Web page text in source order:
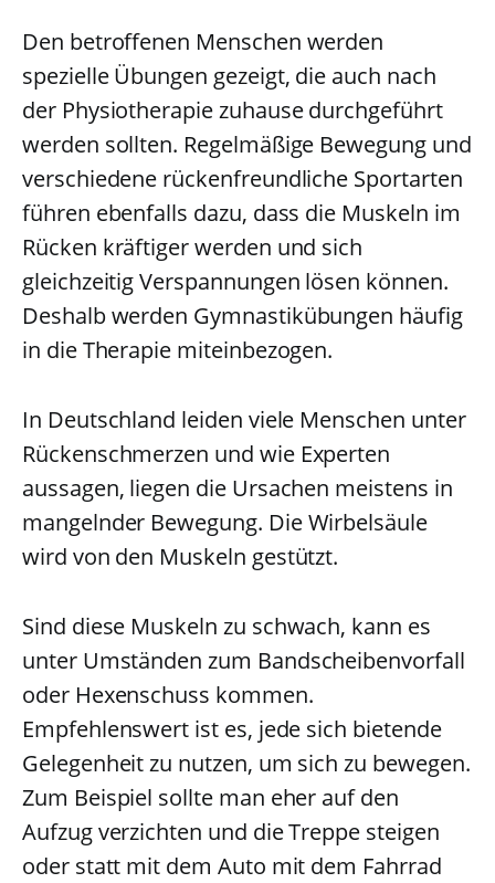
Den betroffenen Menschen werden
spezielle Übungen gezeigt, die auch nach
der Physiotherapie zuhause durchgeführt
werden sollten. Regelmäßige Bewegung und
verschiedene rückenfreundliche Sportarten
führen ebenfalls dazu, dass die Muskeln im
Rücken kräftiger werden und sich
gleichzeitig Verspannungen lösen können.
Deshalb werden Gymnastikübungen häufig
in die Therapie miteinbezogen.
In Deutschland leiden viele Menschen unter
Rückenschmerzen und wie Experten
aussagen, liegen die Ursachen meistens in
mangelnder Bewegung. Die Wirbelsäule
wird von den Muskeln gestützt.
Sind diese Muskeln zu schwach, kann es
unter Umständen zum Bandscheibenvorfall
oder Hexenschuss kommen.
Empfehlenswert ist es, jede sich bietende
Gelegenheit zu nutzen, um sich zu bewegen.
Zum Beispiel sollte man eher auf den
Aufzug verzichten und die Treppe steigen
oder statt mit dem Auto mit dem Fahrrad